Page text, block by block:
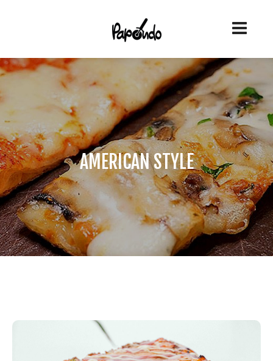
AMERICAN STYLE